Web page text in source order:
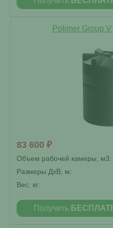
Polimer Group
83 600 ₽
Объем рабочей камеры, м3:
Размеры ДxВ, м:
Вес, кг:
Получить